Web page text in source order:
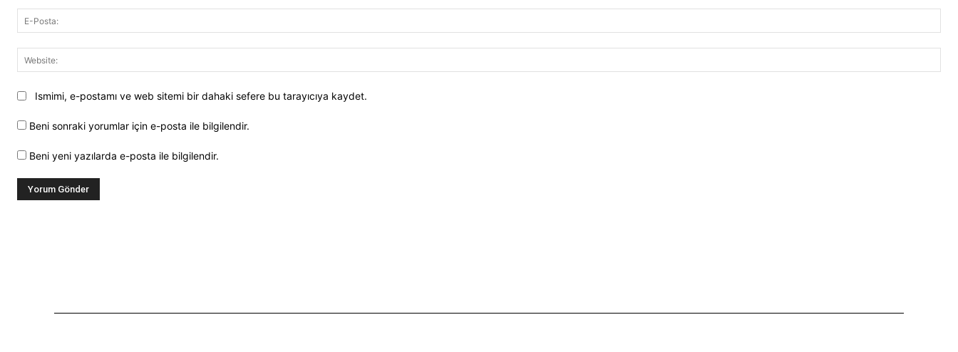
Ismimi, e-postamı ve web sitemi bir dahaki sefere bu tarayıcıya kaydet.
Beni sonraki yorumlar için e-posta ile bilgilendir.
Beni yeni yazılarda e-posta ile bilgilendir.